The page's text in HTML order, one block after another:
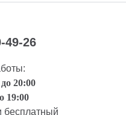
49-26
20:00
19:00
бесплатный